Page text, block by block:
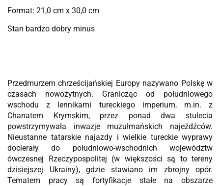
Format: 21,0 cm x 30,0 cm
Stan bardzo dobry minus
Przedmurzem chrześcijańskiej Europy nazywano Polskę w
czasach nowożytnych. Granicząc od południowego
wschodu z lennikami tureckiego imperium, m.in. z
Chanatem Krymskim, przez ponad dwa stulecia
powstrzymywała inwazje muzułmańskich najeźdźców.
Nieustanne tatarskie najazdy i wielkie tureckie wyprawy
docierały do południowo-wschodnich województw
ówczesnej Rzeczypospolitej (w większości są to tereny
dzisiejszej Ukrainy), gdzie stawiano im zbrojny opór.
Tematem pracy są fortyfikacje stałe na obszarze